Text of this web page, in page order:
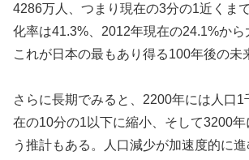
4286万人、つまり現在の3分の1近くま
化率は41.3%、2012年現在の24.1%から
これが日本の最もあり得る100年後の未
さらに長期でみると、2200年には人口
在の10分の1以下に縮小、そして3200
う推計もある。人口減少が加速度的に進